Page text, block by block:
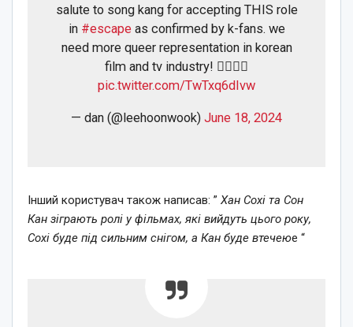
salute to song kang for accepting THIS role
in #escapeas confirmed by k-fans. we
need more queer representation in korean
film and tv industry! 🏳️‍🌈🙌🏻
pic.twitter.com/TwTxq6dIvw
— dan (@leehoonwook) June 18, 2024
Інший користувач також написав: ” Хан Сохі та Сон
Кан зіграють ролі у фільмах, які вийдуть цього року,
Сохі буде під сильним снігом, а Кан буде втечеюе “